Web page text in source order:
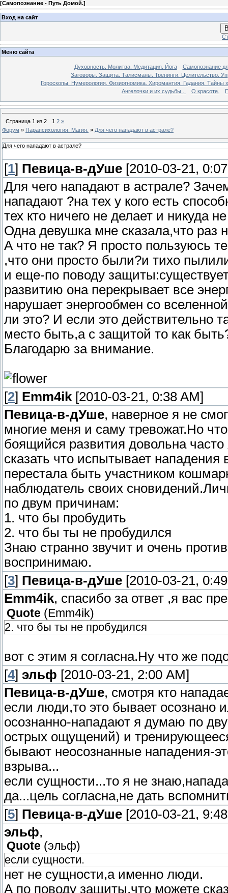
[Самопознание - Путь Домой.]
Вход на сайт
Меню сайта
Духовность. Молитва. Медитация. Йога
Самопознание
Заговоры. Защита. Талисманы. Тренинги. Целительство.
Гороскопы. Нумерология. Физиогномика. Хиромантия. Гадания. Тайны
Ангелочки и их судьбы...
О красоте.
Страница 1 из 2 1 2 »
Форум » Парапсихология. Магия. » Для чего нападают в астрале?
Для чего нападают в астрале?
[1] Певица-в-дУше [2010-03-21,
Для чего нападают в астрале?
нападают ?на тех у кого есть
тех кто ничего не делает и никуда
Одна девушка мне сказала,что раз
А что не так? Я просто пользуюсь
,что они просто были?и тихо
и еще-по поводу
развитию она перекрывает все
нарушает энергообмен со
ли это? И если это действительно
место быть,а с защитой то как
Благодарю за внимание.
[2] Emm4ik [2010-03-21, 0:38 AM]
Певица-в-дУше, наверное я не
многие меня и саму тревожат.Но
боящийся развития довольна
сказать что испытывает
перестала быть участником
наблюдатель своих
по двум причинам:
1. что бы пробудить
2. что бы ты не пробудился
Знаю странно звучит и очень
воспринимаю.
[3] Певица-в-дУше [2010-03-21,
Emm4ik, спасибо за ответ ,я вас
Quote (Emm4ik)
2. что бы ты не пробудился
вот с этим я согласна.Ну что же
[4] эльф [2010-03-21, 2:00 AM]
Певица-в-дУше, смотря кто
если люди,то это бывает осознано
осознанно-нападают я думаю по
острых ощущений) и
бывают неосознанные нападения-
взрыва...
если сущности...то я не
да...цель согласна,не дать
[5] Певица-в-дУше [2010-03-21,
эльф,
Quote (эльф)
если сущности.
нет не сущности,а именно люди.
А по поводу защиты,что можете